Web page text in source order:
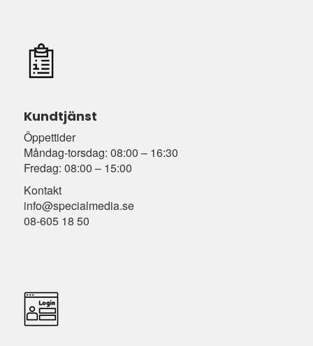
Kundtjänst
Öppettider
Måndag-torsdag: 08:00 – 16:30
Fredag: 08:00 – 15:00
Kontakt
info@specialmedia.se
08-605 18 50